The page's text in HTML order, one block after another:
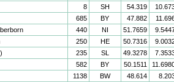
8 SH 54.319
685 BY 47.882
440 NI 51.7659
250 HE 50.7316
235 SL 49.3278
582 BY 50.1511
1138 BW 48.614